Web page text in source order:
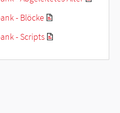
- Blöcke
- Scripts